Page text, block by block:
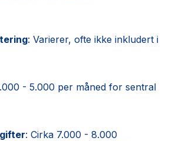
: Varierer, ofte ikke inkludert i
- 5.000 per måned for sentral
: Cirka 7.000 - 8.000